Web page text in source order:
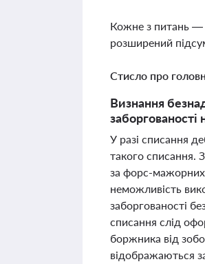
Кожне з питань —
розширений
Стисло про
Визнання
У разі списання
такого списання.
за форс-мажорних
неможливість
заборгованості
списання слід
боржника від
відображаються